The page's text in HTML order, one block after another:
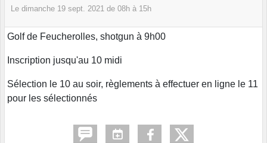
Le dimanche 19 sept. 2021 de 08h à 15h
Golf de Feucherolles, shotgun à 9h00
Inscription jusqu'au 10 midi
Sélection le 10 au soir, règlements à effectuer en ligne le 11
pour les sélectionnés